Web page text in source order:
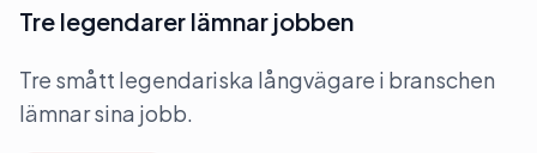
Tre legendarer lämnar jobben
Tre smått legendariska långvägare i branschen
lämnar sina jobb.